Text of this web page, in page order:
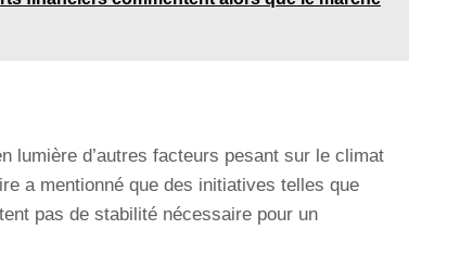
lumière d’autres facteurs pesant sur le climat
a mentionné que des initiatives telles que
pas de stabilité nécessaire pour un